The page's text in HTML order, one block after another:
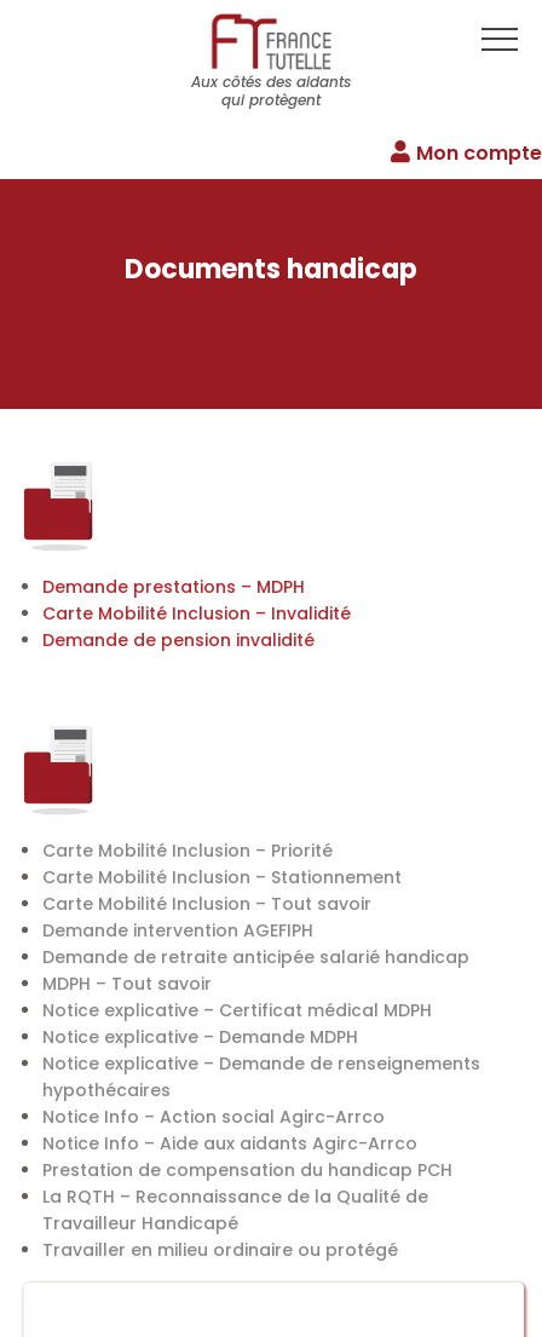
Aux côtés des aidants
qui protègent
Mon compte
Documents handicap
Demande prestations – MDPH
Carte Mobilité Inclusion – Invalidité
Demande de pension invalidité
Carte Mobilité Inclusion – Priorité
Carte Mobilité Inclusion – Stationnement
Carte Mobilité Inclusion – Tout savoir
Demande intervention AGEFIPH
Demande de retraite anticipée salarié handicap
MDPH – Tout savoir
Notice explicative – Certificat médical MDPH
Notice explicative – Demande MDPH
Notice explicative – Demande de renseignements
hypothécaires
Notice Info – Action social Agirc-Arrco
Notice Info – Aide aux aidants Agirc-Arrco
Prestation de compensation du handicap PCH
La RQTH – Reconnaissance de la Qualité de
Travailleur Handicapé
Travailler en milieu ordinaire ou protégé